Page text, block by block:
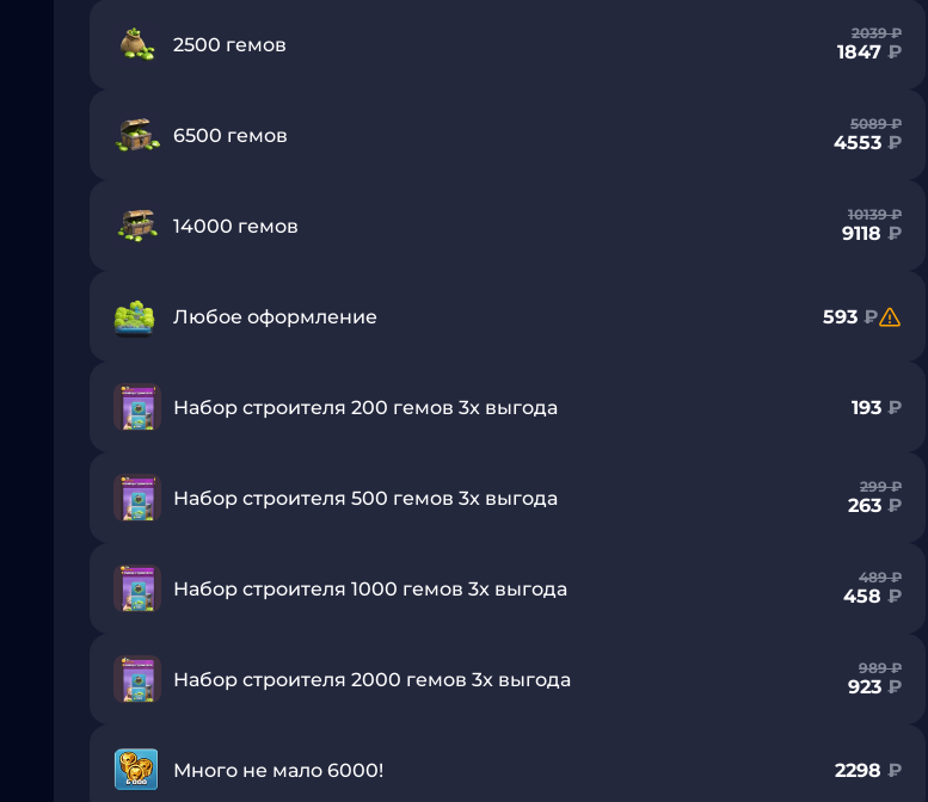
2500 гемов
2039₽
1847 ₽
6500 гемов
5089₽
4553 ₽
14000 гемов
10139₽
9118 ₽
Любое оформление 593 ₽
Набор строителя 200 гемов 3x выгода 193 ₽
Набор строителя 500 гемов 3x выгода
299₽
263 ₽
Набор строителя 1000 гемов 3x выгода
489₽
458 ₽
Набор строителя 2000 гемов 3x выгода
989₽
923 ₽
Много не мало 6000! 2298 ₽